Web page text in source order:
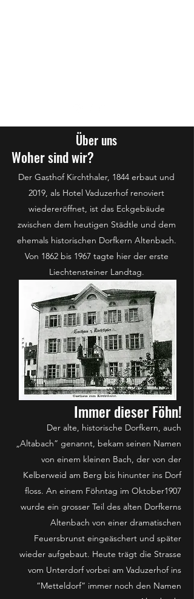
Woher sind wir?
Der Gasthof Kirchthaler, 1844 erbaut und
2019, als Hotel Vaduzerhof renoviert
wiedereröffnet, ist das Eckgebäude
zwischen dem heutigen Städtle und dem
ehemals historischen Dorfkern Altenbach.
Von 1862 bis 1967 tagte hier der erste
Liechtensteiner Landtag.
Immer dieser Föhn!
Der alte, historische Dorfkern, auch
„Altabach” genannt, bekam seinen Namen
von einem kleinen Bach, der von der
Kelberweid am Berg bis hinunter ins Dorf
floss. An einem Föhntag im Oktober1907
wurde ein grosser Teil des alten Dorfkerns
Altenbach von einer dramatischen
Feuersbrunst eingeäschert und später
wieder aufgebaut. Heute trägt die Strasse
vom Unterdorf vorbei am Vaduzerhof ins
“Metteldorf” immer noch den Namen
Über uns